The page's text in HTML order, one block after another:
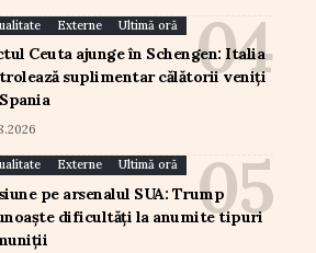
Externe Ultimă oră
Ceuta ajunge în Schengen: Italia
suplimentar călătorii veniți
Externe Ultimă oră
pe arsenalul SUA: Trump
dificultăți la anumite tipuri